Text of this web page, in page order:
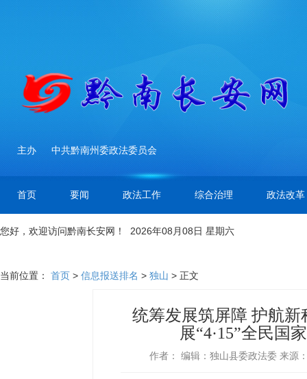
主办 中共黔南州委政法委员会
首页 要闻 政法工作 综合治理 政法改革
您好，欢迎访问黔南长安网！ 2026年08月08日 星期六
当前位置： 首页 > 信息报送排名 > 独山 > 正文
统筹发展筑屏障 护航
展“4·15”全民国
作者： 编辑：独山县委政法委 来源